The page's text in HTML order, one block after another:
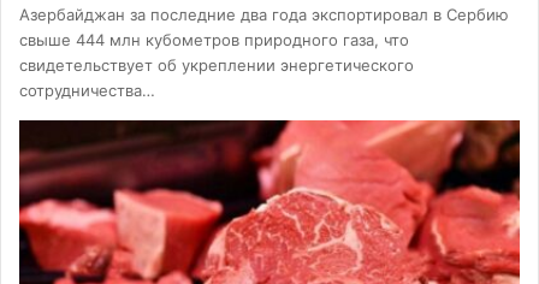
Азербайджан за последние два года экспортировал в Сербию
свыше 444 млн кубометров природного газа, что
свидетельствует об укреплении энергетического
сотрудничества…